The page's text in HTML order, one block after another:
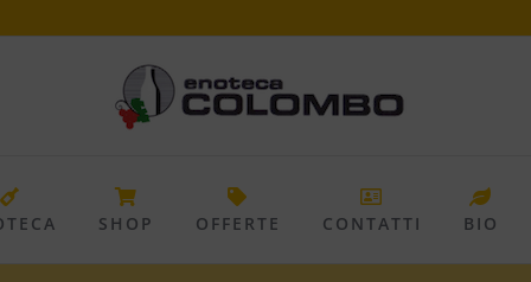
SHOP OFFERTE CONTATTI BIO